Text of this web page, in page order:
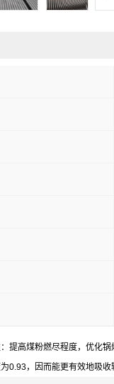
提高煤粉燃尽程度，优化
0.93，因而能更有效地吸